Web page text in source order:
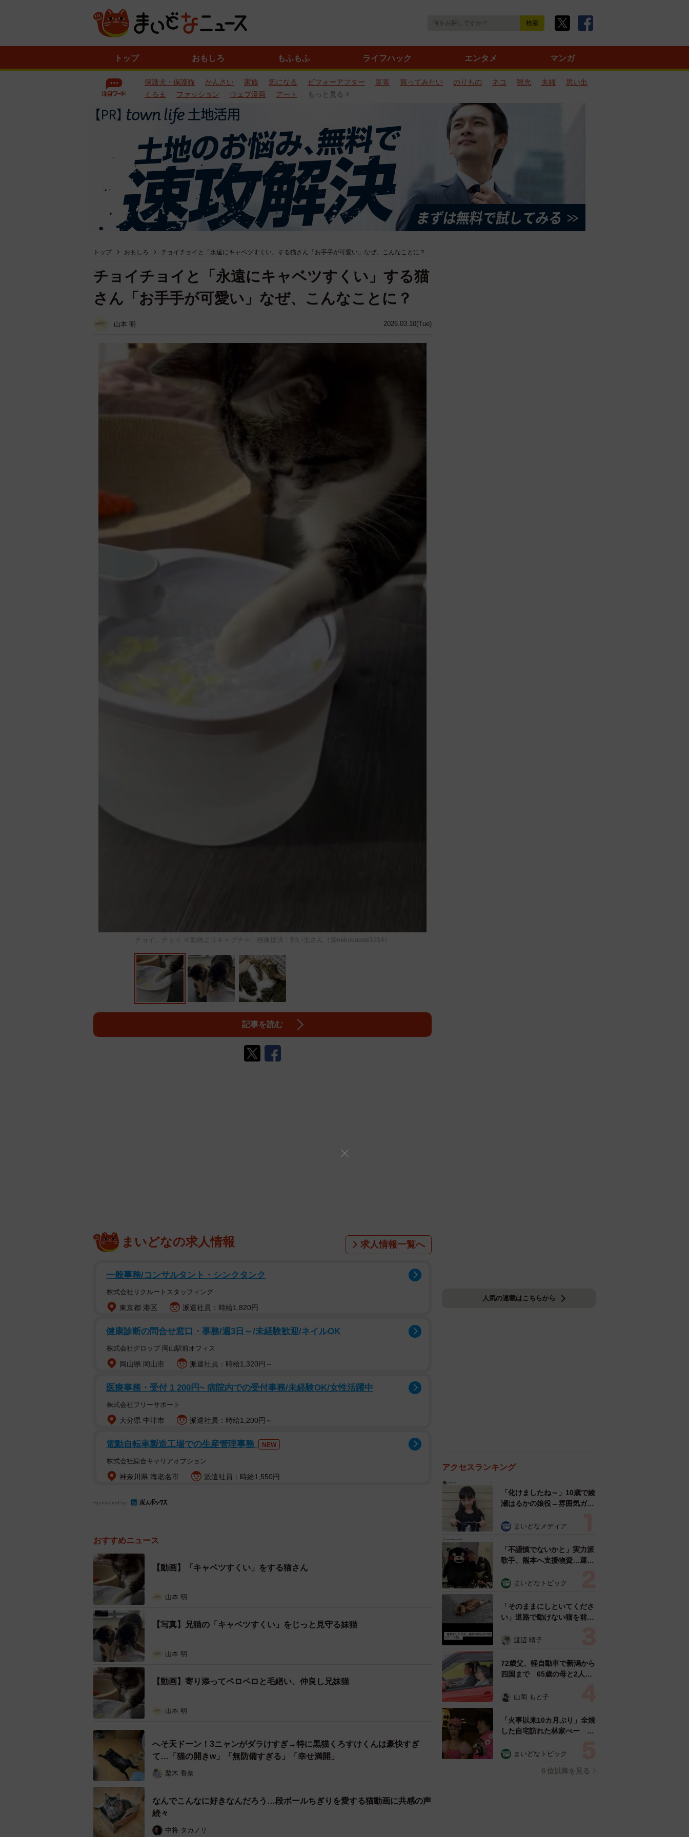
トップ おもしろ もふもふ ライフハック エンタメ マンガ
保護犬・保護猫 かんさい 家族 気になる ビフォーアフター 災害 買ってみたい のりもの ネコ 観光 夫婦
思い出
くるま
ファッション ウェブ漫画 アート もっと見る
トップ おもしろ チョイチョイと「永遠にキャベツすくい」する猫さん「お手手が可愛い」なぜ、こんなことに？
2026.03.10(Tue)
チョイチョイと「永遠にキャベツすくい」する猫
さん「お手手が可愛い」なぜ、こんなことに？
山本 明
チョイ、チョイ ※動画よりキャプチャ、画像提供：飼い主さん（@nekokawaii1214）
記事を読む
まいどなの求人情報 求人情報一覧へ
一般事務/コンサルタント・シンクタンク
株式会社リクルートスタッフィング
東京都 港区 派遣社員：時給1,820円
健康診断の問合せ窓口・事務/週3日～/未経験歓迎/ネイルOK
株式会社グロップ 岡山駅前オフィス
岡山県 岡山市 派遣社員：時給1,320円～
医療事務・受付 1 200円~ 病院内での受付事務/未経験OK/女性活躍中
株式会社フリーサポート
大分県 中津市 派遣社員：時給1,200円～
電動自転車製造工場での生産管理事務 NEW
株式会社綜合キャリアオプション
神奈川県 海老名市 派遣社員：時給1,550円
Sponsored by
おすすめニュース
【動画】「キャベツすくい」をする猫さん
山本 明
【写真】兄猫の「キャベツすくい」をじっと見守る妹猫
山本 明
【動画】寄り添ってペロペロと毛繕い、仲良し兄妹猫
山本 明
へそ天ドーン！3ニャンがダラけすぎ→特に黒猫くろすけくんは豪快すぎ
て…「猫の開きw」「無防備すぎる」「幸せ満開」
梨木 香奈
なんでこんなに好きなんだろう…段ボールちぎりを愛する猫動画に共感の声
続々
中将 タカノリ
人気の連載はこちらから
アクセスランキング
「化けましたね～」10歳で綾
瀬はるかの娘役→雰囲気ガラ
雰囲気が」「宝塚に入れそ
まいどなメディア
「不謹慎でないかと」実力派
歌手、熊本へ支援物資…運搬
めらい 「痛いほど伝わる」
まいどなトピック
「そのままにしといてくださ
い」道路で動けない猫を前に
ようとした4日間 「命の重
表の訴え
渡辺 晴子
72歳父、軽自動車で新潟から
四国まで 65歳の母と2人で
憩まで分刻み… 「大学生で
山岡 もと子
「火事以来10カ月ぶり」全焼
した自宅訪れた林家ぺー 内
ン状態の部屋に呆然
まいどなトピック
６位以降を見る